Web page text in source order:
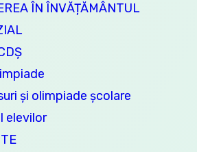
ÎN ÎNVĂȚĂMÂNTUL
și olimpiade școlare
elevilor